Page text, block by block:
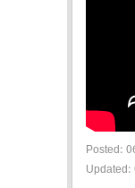
Posted:
Updated: